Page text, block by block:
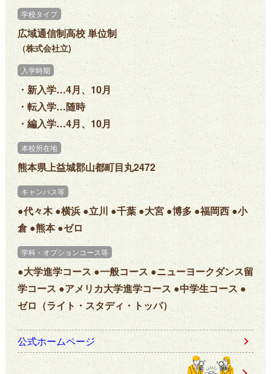
学校タイプ
広域通信制高校 単位制
（株式会社立)
入学時期
・新入学…4月、10月
・転入学…随時
・編入学…4月、10月
本校所在地
熊本県上益城郡山都町目丸2472
キャンパス等
●代々木 ●横浜 ●立川 ●千葉 ●大宮 ●博多 ●福岡西 ●小
倉 ●熊本 ●ゼロ
学科・オプションコース等
●大学進学コース ●一般コース ●ニューヨークダンス留
学コース ●アメリカ大学進学コース ●中学生コース ●
ゼロ（ライト・スタディ・トッパ）
公式ホームページ